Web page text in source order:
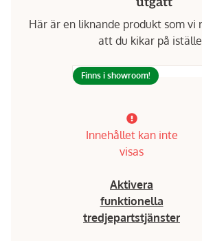
Här är en liknande produkt som vi
att du kikar på
Innehållet kan inte
visas
Aktivera
funktionella
tredjepartstjänster
Finns i showroom!